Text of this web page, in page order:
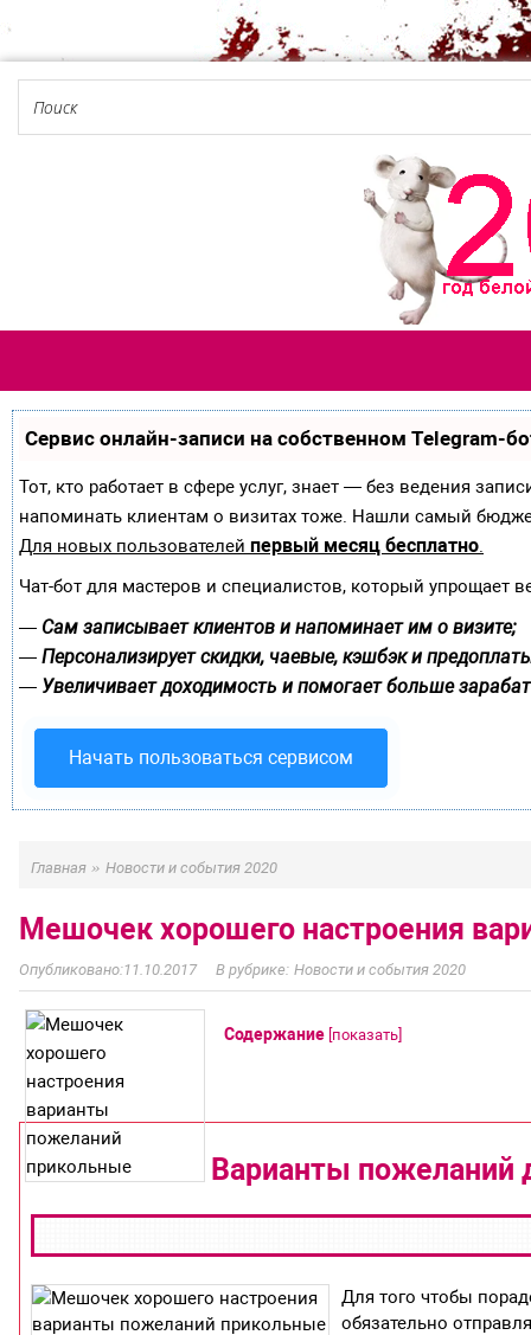
Сервис онлайн-записи на собственном Telegram-
Тот, кто работает в сфере услуг, знает — без ведения
напоминать клиентам о визитах тоже. Нашли самый
Для новых пользователей первый месяц бесплатно.
Чат-бот для мастеров и специалистов, который упрощает
— Сам записывает клиентов и напоминает им о визите;
— Персонализирует скидки, чаевые, кэшбэк и
— Увеличивает доходимость и помогает больше
Начать пользоваться сервисом
Главная » Новости и события 2020
Мешочек хорошего настроения
11.10.2017 Новости и события 2020
Содержание [показать]
Варианты пожеланий
Для того чтобы
обязательно